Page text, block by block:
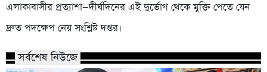
এলাকাবাসীর প্রত্যাশা—দীর্ঘদিনের এই দুর্ভোগ থেকে মুক্তি পেতে যেন
দ্রুত পদক্ষেপ নেয় সংশ্লিষ্ট দপ্তর।
সর্বশেষ নিউজে